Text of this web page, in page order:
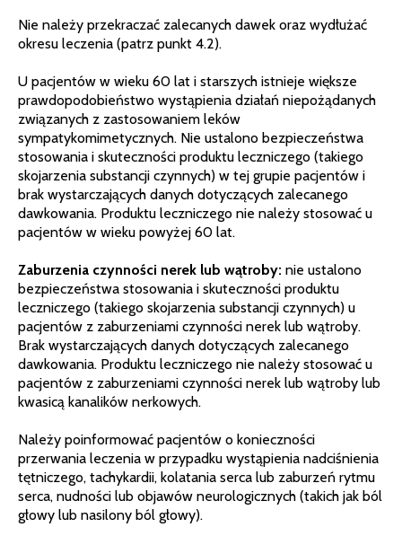
Nie należy przekraczać zalecanych dawek oraz wydłużać
okresu leczenia (patrz punkt 4.2).
U pacjentów w wieku 60 lat i starszych istnieje większe
prawdopodobieństwo wystąpienia działań niepożądanych
związanych z zastosowaniem leków
sympatykomimetycznych. Nie ustalono bezpieczeństwa
stosowania i skuteczności produktu leczniczego (takiego
skojarzenia substancji czynnych) w tej grupie pacjentów i
brak wystarczających danych dotyczących zalecanego
dawkowania. Produktu leczniczego nie należy stosować u
pacjentów w wieku powyżej 60 lat.
Zaburzenia czynności nerek lub wątroby: nie ustalono
bezpieczeństwa stosowania i skuteczności produktu
leczniczego (takiego skojarzenia substancji czynnych) u
pacjentów z zaburzeniami czynności nerek lub wątroby.
Brak wystarczających danych dotyczących zalecanego
dawkowania. Produktu leczniczego nie należy stosować u
pacjentów z zaburzeniami czynności nerek lub wątroby lub
kwasicą kanalików nerkowych.
Należy poinformować pacjentów o konieczności
przerwania leczenia w przypadku wystąpienia nadciśnienia
tętniczego, tachykardii, kolatania serca lub zaburzeń rytmu
serca, nudności lub objawów neurologicznych (takich jak ból
głowy lub nasilony ból głowy).